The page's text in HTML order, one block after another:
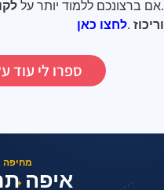
.אם ברצונכם ללמוד יותר על
וריכוז לחצו כאן.
ספרו לי עוד
✦
מחיפה
איפה